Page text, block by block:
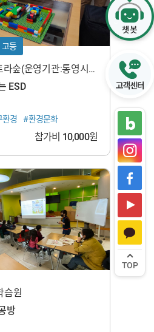
고등
숲(운영기관:통영시지
재단)
학교로 찾아가는 ESD
경
#환경문화
참가비 10,000원
습원
방
TOP